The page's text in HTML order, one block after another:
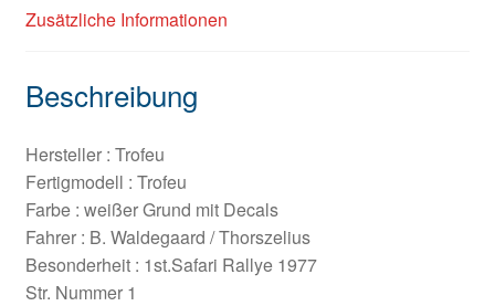
Zusätzliche Informationen
Beschreibung
Hersteller : Trofeu
Fertigmodell : Trofeu
Farbe : weißer Grund mit Decals
Fahrer : B. Waldegaard / Thorszelius
Besonderheit : 1st.Safari Rallye 1977
Str. Nummer 1